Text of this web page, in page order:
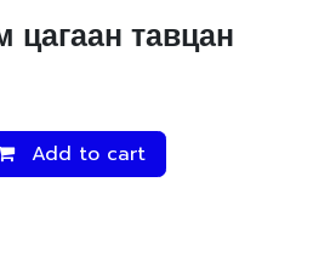
цагаан тавцан
Add to cart